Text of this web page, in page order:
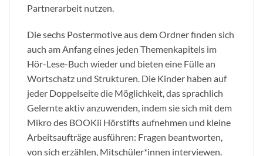
Partnerarbeit nutzen.
Die sechs Postermotive aus dem Ordner finden sich
auch am Anfang eines jeden Themenkapitels im
Hör-Lese-Buch wieder und bieten eine Fülle an
Wortschatz und Strukturen. Die Kinder haben auf
jeder Doppelseite die Möglichkeit, das sprachlich
Gelernte aktiv anzuwenden, indem sie sich mit dem
Mikro des BOOKii Hörstifts aufnehmen und kleine
Arbeitsaufträge ausführen: Fragen beantworten,
von sich erzählen, Mitschüler*innen interviewen.